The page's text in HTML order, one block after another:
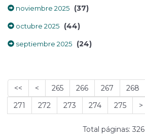
noviembre 2025 (37)
octubre 2025 (44)
septiembre 2025 (24)
<< < 265 266 267 268
271
272 273 274 275 >
Total páginas: 326